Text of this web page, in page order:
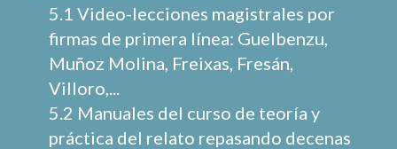
5.1 Video-lecciones magistrales por
firmas de primera línea: Guelbenzu,
Muñoz Molina, Freixas, Fresán,
Villoro,...
5.2 Manuales del curso de teoría y
práctica del relato repasando decenas